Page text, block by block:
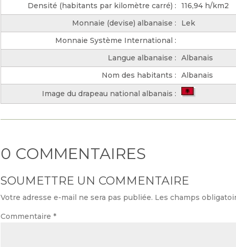
Densité (habitants par kilomètre carré) :
116,94 h/km2
Monnaie (devise) albanaise :
Lek
Monnaie Système International :
Langue albanaise :
Albanais
Nom des habitants :
Albanais
Image du drapeau national albanais :
0 COMMENTAIRES
SOUMETTRE UN COMMENTAIRE
Votre adresse e-mail ne sera pas publiée. Les champs
Commentaire *